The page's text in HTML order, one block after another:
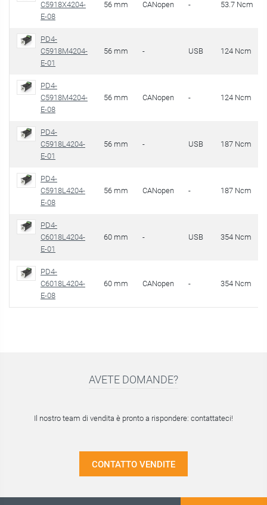
C5918X4204-
E-08
56 mm CANopen - 53.7 Ncm
PD4-
C5918M4204-
E-01
56 mm - USB 124 Ncm
PD4-
C5918M4204-
E-08
56 mm CANopen - 124 Ncm
PD4-
C5918L4204-
E-01
56 mm - USB 187 Ncm
PD4-
C5918L4204-
E-08
56 mm CANopen - 187 Ncm
PD4-
C6018L4204-
E-01
60 mm - USB 354 Ncm
PD4-
C6018L4204-
E-08
60 mm CANopen - 354 Ncm
AVETE DOMANDE?
Il nostro team di vendita è pronto a rispondere: contattateci!
CONTATTO VENDITE